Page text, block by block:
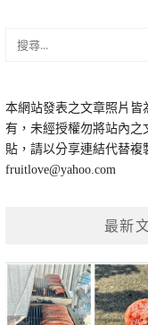
鍵
字:
本網站發表之文章照片皆
有，未經授權勿將站內之
貼，請以分享連結代替複
fruitlove@yahoo.com
最新